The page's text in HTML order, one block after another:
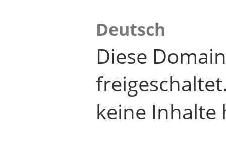
Deutsch
Diese
keine Inhalte